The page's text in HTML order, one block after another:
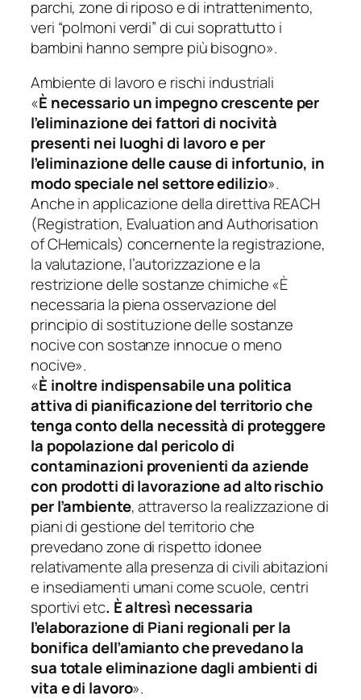
parchi, zone di riposo e di intrattenimento,
veri “polmoni verdi” di cui soprattutto i
bambini hanno sempre più bisogno».
Ambiente di lavoro e rischi industriali
«È necessario un impegno crescente per
l’eliminazione dei fattori di nocività
presenti nei luoghi di lavoro e per
l’eliminazione delle cause di infortunio, in
modo speciale nel settore edilizio».
Anche in applicazione della direttiva REACH
(Registration, Evaluation and Authorisation
of CHemicals) concernente la registrazione,
la valutazione, l’autorizzazione e la
restrizione delle sostanze chimiche«È
necessaria la piena osservazione del
principio di sostituzione delle sostanze
nocive con sostanze innocue o meno
nocive».
«È inoltre indispensabile una politica
attiva di pianificazione del territorio che
tenga conto della necessità di proteggere
la popolazione dal pericolo di
contaminazioni provenienti da aziende
con prodotti di lavorazione ad alto rischio
per l’ambiente, attraverso la realizzazione di
piani di gestione del territorio che
prevedano zone di rispetto idonee
relativamente alla presenza di civili abitazioni
e insediamenti umani come scuole, centri
sportivi etc. È altresì necessaria
l’elaborazione di Piani regionali per la
bonifica dell’amianto che prevedano la
sua totaleeliminazione dagli ambienti di
vita e di lavoro».